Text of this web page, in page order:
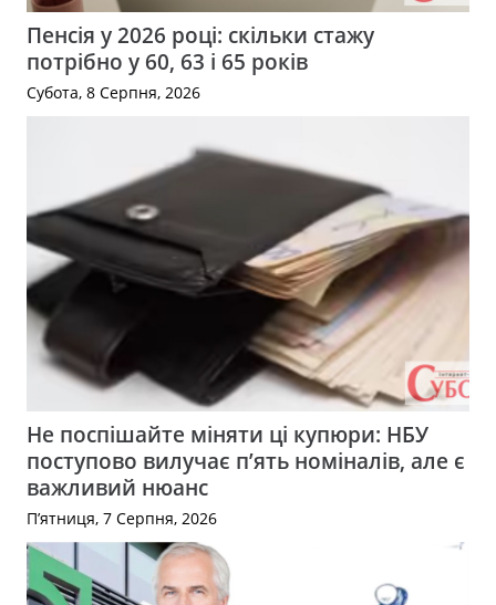
Пенсія у 2026 році: скільки стажу
потрібно у 60, 63 і 65 років
Субота, 8 Серпня, 2026
Не поспішайте міняти ці купюри: НБУ
поступово вилучає п’ять номіналів, але є
важливий нюанс
П’ятниця, 7 Серпня, 2026